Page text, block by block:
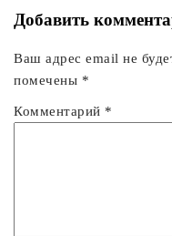
Добавить
Ваш адрес email не
помечены *
Комментарий *